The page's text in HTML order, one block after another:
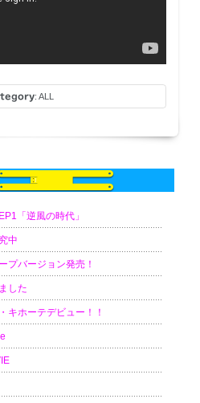
: ALL
「逆風の時代」
中
プバージョン発売！
した
キホーテデビュー！！